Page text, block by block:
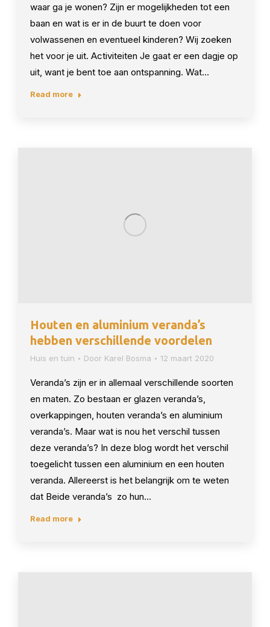
waar ga je wonen? Zijn er mogelijkheden tot een
baan en wat is er in de buurt te doen voor
volwassenen en eventueel kinderen? Wij zoeken
het voor je uit. Activiteiten Je gaat er een dagje op
uit, want je bent toe aan ontspanning. Wat…
Read more
Houten en aluminium veranda’s
hebben verschillende voordelen
Huis en tuin Door Karel Bosma 12 maart 2020
Veranda’s zijn er in allemaal verschillende soorten
en maten. Zo bestaan er glazen veranda’s,
overkappingen, houten veranda’s en aluminium
veranda’s. Maar wat is nou het verschil tussen
deze veranda’s? In deze blog wordt het verschil
toegelicht tussen een aluminium en een houten
veranda. Allereerst is het belangrijk om te weten
dat Beide veranda’s zo hun…
Read more